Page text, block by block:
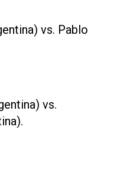
vs. Pablo
vs.